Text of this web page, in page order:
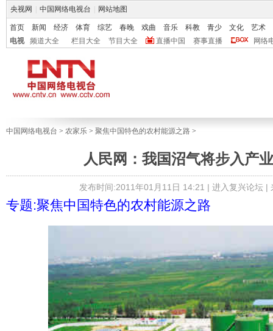
央视网 中国网络电视台 网站地图
首页 新闻 经济 体育 综艺 春晚 戏曲 音乐 科教 青少 文化
艺术
电视
频道大全 栏目大全 节目大全 直播中国 赛事直播 网络
中国网络电视台 > 农家乐 > 聚焦中国特色的农村能源之路 >
人民网：我国沼气将步入产
发布时间:2011年01月11日 14:21 | 进入复兴论坛|
专题:聚焦中国特色的农村能源之路